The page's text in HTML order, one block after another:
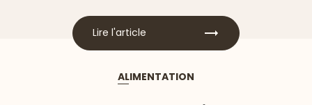
Lire l'article
ALIMENTATION